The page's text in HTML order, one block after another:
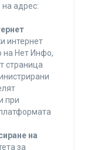
адрес:
интернет
на Нет Инфо,
страница
при
на
за